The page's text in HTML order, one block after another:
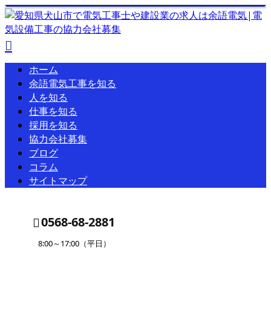
ホーム
余語電気工事を知る
人を知る
仕事を知る
採用を知る
協力会社募集
ブログ
コラム
サイトマップ
0568-68-2881
8:00～17:00（平日）